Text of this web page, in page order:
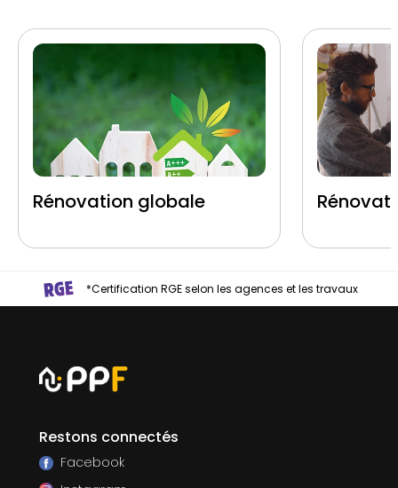
Rénovation globale
*Certification RGE selon les agences et les travaux
Restons connectés
Facebook